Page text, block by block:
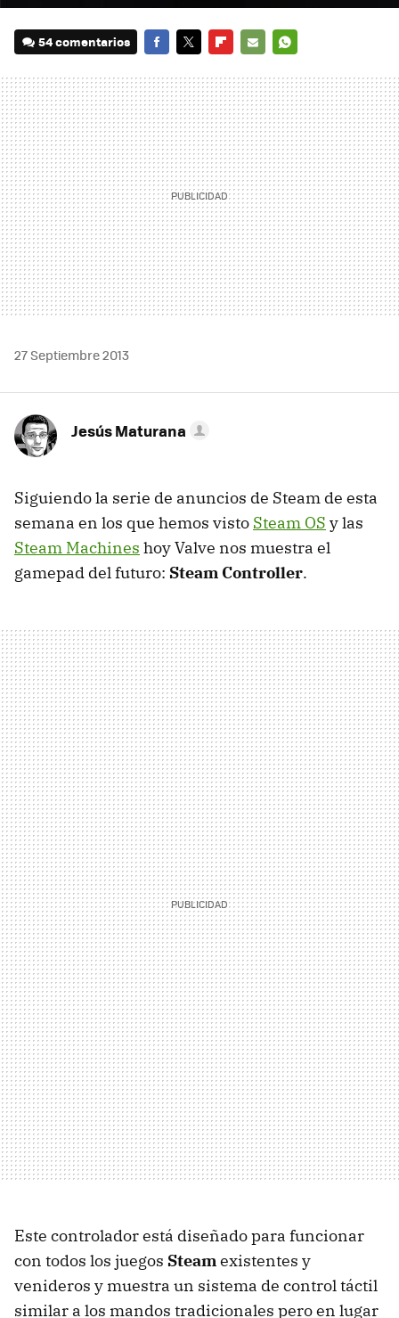
54 comentarios
MAIL
27 Septiembre 2013
Jesús Maturana
Siguiendo la serie de anuncios de Steam de esta
semana en los que hemos visto Steam OS y las
Steam Machines hoy Valve nos muestra el
gamepad del futuro: Steam Controller.
Este controlador está diseñado para funcionar
con todos los juegos Steamexistentes y
venideros y muestra un sistema de control táctil
similar a los mandos tradicionales pero en lugar